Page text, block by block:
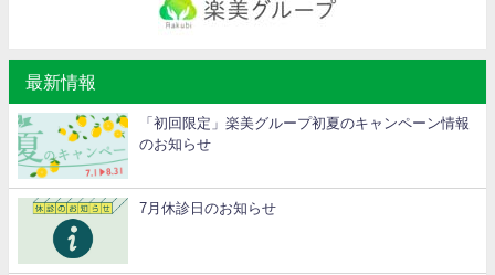
最新情報
「初回限定」楽美グループ初夏のキャンペーン情報
のお知らせ
7月休診日のお知らせ